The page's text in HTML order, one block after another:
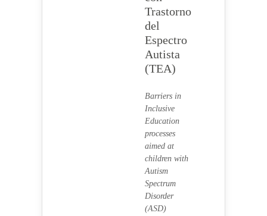
Trastorno
del
Espectro
Autista
(TEA)
Barriers in
Inclusive
Education
processes
aimed at
children with
Autism
Spectrum
Disorder
(ASD)